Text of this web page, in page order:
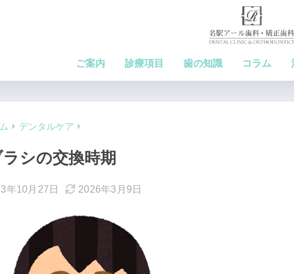
ご案内 診療項目 歯の知識 コラム
デンタルケア
シの交換時期
年10月27日 2026年3月9日